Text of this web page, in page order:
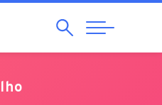
Pesquisar
Abrir
Navegação